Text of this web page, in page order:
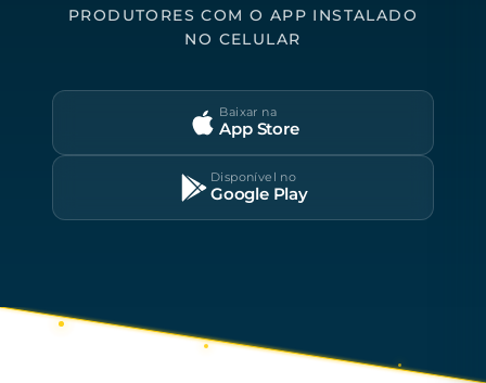
PRODUTORES COM O APP INSTALADO
NO CELULAR
Baixar na
App Store
Disponível no
Google Play